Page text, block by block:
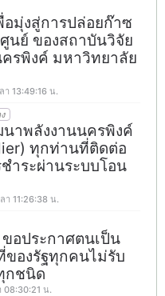
มุ่งสู่การปล่อยก๊าซ
นย์ ของสถาบันวิจัย
รพิงค์ มหาวิทยาลัย
า 13:49:16 น.
าพลังงานนครพิงค์
ทุกท่านที่ติดต่อ
ำระผ่านระบบโอน
า 11:26:38 น.
อประกาศตนเป็น
ของรัฐทุกคนไม่รับ
กชนิด
08:30:21 น.